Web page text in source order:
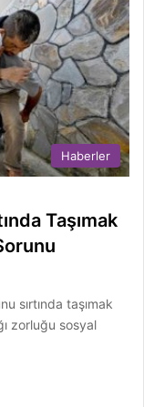
Haberler
Taşımak
sırtında taşımak
zorluğu sosyal